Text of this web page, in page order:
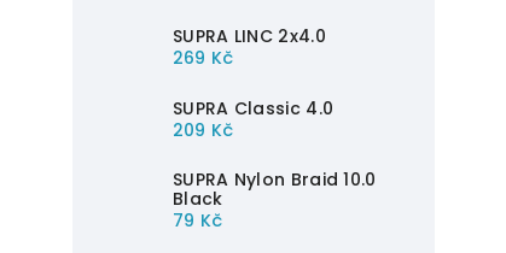
SUPRA LINC 2x4.0
269 Kč
SUPRA Classic 4.0
209 Kč
SUPRA Nylon Braid 10.0
Black
79 Kč